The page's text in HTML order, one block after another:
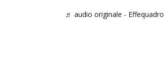
♬ audio originale - Effequadro